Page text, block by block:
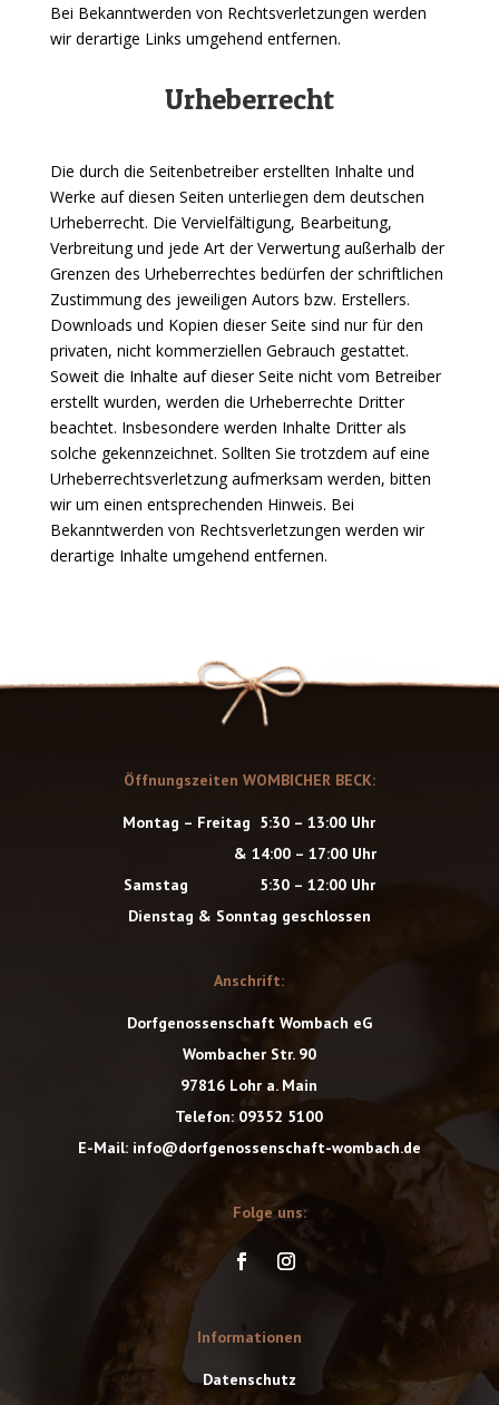
Bei Bekanntwerden von Rechtsverletzungen werden
wir derartige Links umgehend entfernen.
Urheberrecht
Die durch die Seitenbetreiber erstellten Inhalte und
Werke auf diesen Seiten unterliegen dem deutschen
Urheberrecht. Die Vervielfältigung, Bearbeitung,
Verbreitung und jede Art der Verwertung außerhalb der
Grenzen des Urheberrechtes bedürfen der schriftlichen
Zustimmung des jeweiligen Autors bzw. Erstellers.
Downloads und Kopien dieser Seite sind nur für den
privaten, nicht kommerziellen Gebrauch gestattet.
Soweit die Inhalte auf dieser Seite nicht vom Betreiber
erstellt wurden, werden die Urheberrechte Dritter
beachtet. Insbesondere werden Inhalte Dritter als
solche gekennzeichnet. Sollten Sie trotzdem auf eine
Urheberrechtsverletzung aufmerksam werden, bitten
wir um einen entsprechenden Hinweis. Bei
Bekanntwerden von Rechtsverletzungen werden wir
derartige Inhalte umgehend entfernen.
Öffnungszeiten WOMBICHER BECK:
Montag – Freitag 5:30 – 13:00 Uhr
& 14:00 – 17:00 Uhr
Samstag 5:30 – 12:00 Uhr
Dienstag & Sonntag geschlossen
Anschrift:
Dorfgenossenschaft Wombach eG
Wombacher Str. 90
97816 Lohr a. Main
Telefon: 09352 5100
E-Mail: info@dorfgenossenschaft-wombach.de
Folge uns:
Informationen
Datenschutz